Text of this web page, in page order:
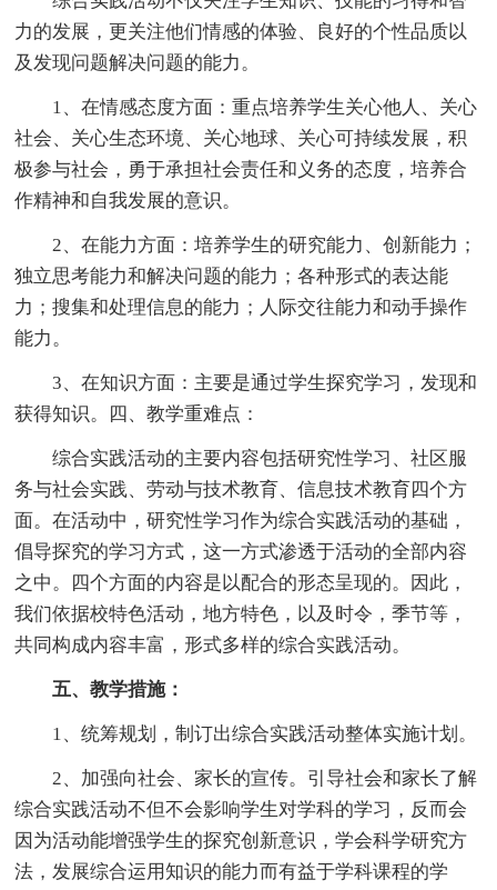
力的发展，更关注他们情感的体验、良好的个性品质以
及发现问题解决问题的能力。
1、在情感态度方面：重点培养学生关心他人、关心
社会、关心生态环境、关心地球、关心可持续发展，积
极参与社会，勇于承担社会责任和义务的态度，培养合
作精神和自我发展的意识。
2、在能力方面：培养学生的研究能力、创新能力；
独立思考能力和解决问题的能力；各种形式的表达能
力；搜集和处理信息的能力；人际交往能力和动手操作
能力。
3、在知识方面：主要是通过学生探究学习，发现和
获得知识。四、教学重难点：
综合实践活动的主要内容包括研究性学习、社区服
务与社会实践、劳动与技术教育、信息技术教育四个方
面。在活动中，研究性学习作为综合实践活动的基础，
倡导探究的学习方式，这一方式渗透于活动的全部内容
之中。四个方面的内容是以配合的形态呈现的。因此，
我们依据校特色活动，地方特色，以及时令，季节等，
共同构成内容丰富，形式多样的综合实践活动。
五、教学措施：
1、统筹规划，制订出综合实践活动整体实施计划。
2、加强向社会、家长的宣传。引导社会和家长了解
综合实践活动不但不会影响学生对学科的学习，反而会
因为活动能增强学生的探究创新意识，学会科学研究方
法，发展综合运用知识的能力而有益于学科课程的学